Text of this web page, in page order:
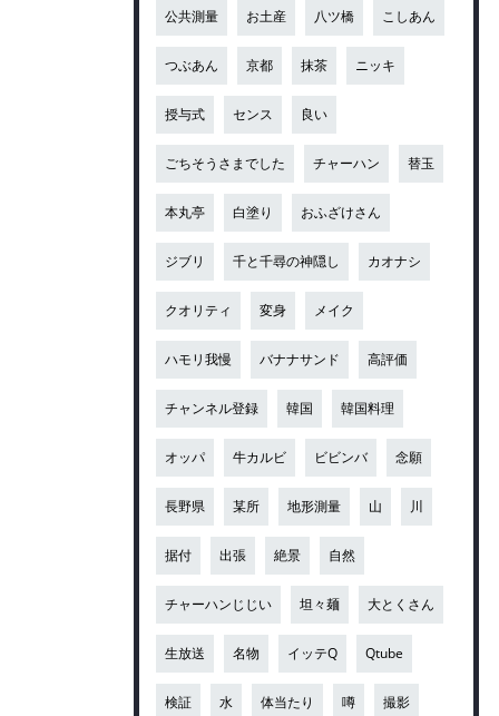
公共測量 お土産 八ツ橋 こしあん
つぶあん 京都 抹茶 ニッキ
授与式 センス 良い
ごちそうさまでした チャーハン 替玉
本丸亭 白塗り おふざけさん
ジブリ 千と千尋の神隠し カオナシ
クオリティ 変身 メイク
ハモリ我慢 バナナサンド 高評価
チャンネル登録 韓国 韓国料理
オッパ 牛カルビ ビビンバ 念願
長野県 某所 地形測量 山 川
据付 出張 絶景 自然
チャーハンじじい 坦々麺 大とくさん
生放送 名物 イッテQ Qtube
検証 水 体当たり 噂 撮影